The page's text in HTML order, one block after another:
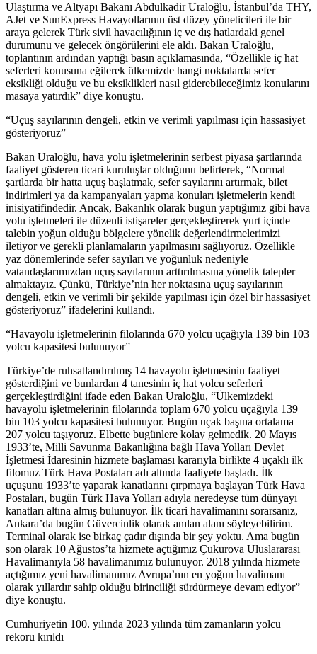
Ulaştırma ve Altyapı Bakanı Abdulkadir Uraloğlu, İstanbul’da THY,
AJet ve SunExpress Havayollarının üst düzey yöneticileri ile bir
araya gelerek Türk sivil havacılığının iç ve dış hatlardaki genel
durumunu ve gelecek öngörülerini ele aldı. Bakan Uraloğlu,
toplantının ardından yaptığı basın açıklamasında, “Özellikle iç hat
seferleri konusuna eğilerek ülkemizde hangi noktalarda sefer
eksikliği olduğu ve bu eksiklikleri nasıl giderebileceğimiz konularını
masaya yatırdık” diye konuştu.
“Uçuş sayılarının dengeli, etkin ve verimli yapılması için hassasiyet
gösteriyoruz”
Bakan Uraloğlu, hava yolu işletmelerinin serbest piyasa şartlarında
faaliyet gösteren ticari kuruluşlar olduğunu belirterek, “Normal
şartlarda bir hatta uçuş başlatmak, sefer sayılarını artırmak, bilet
indirimleri ya da kampanyaları yapma konuları işletmelerin kendi
inisiyatifindedir. Ancak, Bakanlık olarak bugün yaptığımız gibi hava
yolu işletmeleri ile düzenli istişareler gerçekleştirerek yurt içinde
talebin yoğun olduğu bölgelere yönelik değerlendirmelerimizi
iletiyor ve gerekli planlamaların yapılmasını sağlıyoruz. Özellikle
yaz dönemlerinde sefer sayıları ve yoğunluk nedeniyle
vatandaşlarımızdan uçuş sayılarının arttırılmasına yönelik talepler
almaktayız. Çünkü, Türkiye’nin her noktasına uçuş sayılarının
dengeli, etkin ve verimli bir şekilde yapılması için özel bir hassasiyet
gösteriyoruz” ifadelerini kullandı.
“Havayolu işletmelerinin filolarında 670 yolcu uçağıyla 139 bin 103
yolcu kapasitesi bulunuyor”
Türkiye’de ruhsatlandırılmış 14 havayolu işletmesinin faaliyet
gösterdiğini ve bunlardan 4 tanesinin iç hat yolcu seferleri
gerçekleştirdiğini ifade eden Bakan Uraloğlu, “Ülkemizdeki
havayolu işletmelerinin filolarında toplam 670 yolcu uçağıyla 139
bin 103 yolcu kapasitesi bulunuyor. Bugün uçak başına ortalama
207 yolcu taşıyoruz. Elbette bugünlere kolay gelmedik. 20 Mayıs
1933’te, Milli Savunma Bakanlığına bağlı Hava Yolları Devlet
İşletmesi İdaresinin hizmete başlaması kararıyla birlikte 4 uçaklı ilk
filomuz Türk Hava Postaları adı altında faaliyete başladı. İlk
uçuşunu 1933’te yaparak kanatlarını çırpmaya başlayan Türk Hava
Postaları, bugün Türk Hava Yolları adıyla neredeyse tüm dünyayı
kanatları altına almış bulunuyor. İlk ticari havalimanını sorarsanız,
Ankara’da bugün Güvercinlik olarak anılan alanı söyleyebilirim.
Terminal olarak ise birkaç çadır dışında bir şey yoktu. Ama bugün
son olarak 10 Ağustos’ta hizmete açtığımız Çukurova Uluslararası
Havalimanıyla 58 havalimanımız bulunuyor. 2018 yılında hizmete
açtığımız yeni havalimanımız Avrupa’nın en yoğun havalimanı
olarak yıllardır sahip olduğu birinciliği sürdürmeye devam ediyor”
diye konuştu.
Cumhuriyetin 100. yılında 2023 yılında tüm zamanların yolcu
rekoru kırıldı